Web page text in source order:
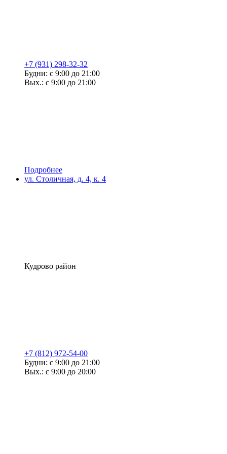
+7 (931) 298-32-32
Будни: с 9:00 до 21:00
Вых.: с 9:00 до 21:00
Подробнее
ул. Столичная, д. 4, к. 4
Кудрово район
+7 (812) 972-54-00
Будни: с 9:00 до 21:00
Вых.: с 9:00 до 20:00